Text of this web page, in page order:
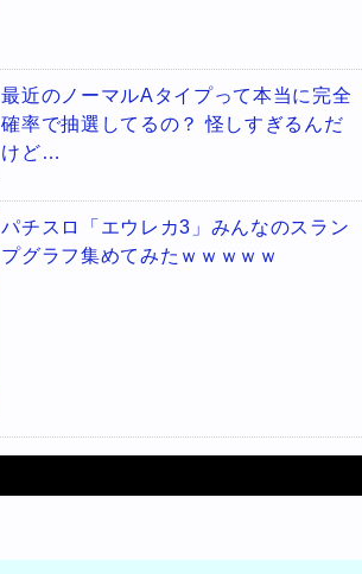
最近のノーマルAタイプって本当に完全
確率で抽選してるの？ 怪しすぎるんだ
けど…
パチスロ「エウレカ3」みんなのスラン
プグラフ集めてみたｗｗｗｗｗ